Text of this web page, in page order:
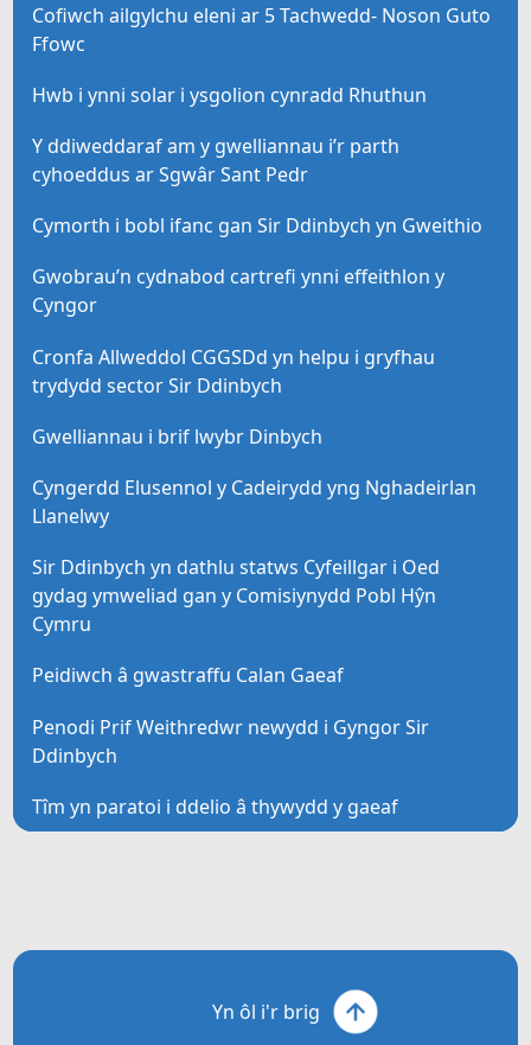
Cofiwch ailgylchu eleni ar 5 Tachwedd- Noson Guto
Ffowc
Hwb i ynni solar i ysgolion cynradd Rhuthun
Y ddiweddaraf am y gwelliannau i’r parth
cyhoeddus ar Sgwâr Sant Pedr
Cymorth i bobl ifanc gan Sir Ddinbych yn Gweithio
Gwobrau’n cydnabod cartrefi ynni effeithlon y
Cyngor
Cronfa Allweddol CGGSDd yn helpu i gryfhau
trydydd sector Sir Ddinbych
Gwelliannau i brif lwybr Dinbych
Cyngerdd Elusennol y Cadeirydd yng Nghadeirlan
Llanelwy
Sir Ddinbych yn dathlu statws Cyfeillgar i Oed
gydag ymweliad gan y Comisiynydd Pobl Hŷn
Cymru
Peidiwch â gwastraffu Calan Gaeaf
Penodi Prif Weithredwr newydd i Gyngor Sir
Ddinbych
Tîm yn paratoi i ddelio â thywydd y gaeaf
Yn ôl i'r brig